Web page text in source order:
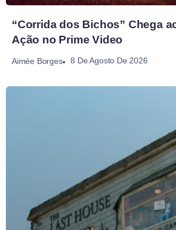
“Corrida dos Bichos” Chega
Ação no Prime Video
Aimée Borges 8 De Agosto De 2026